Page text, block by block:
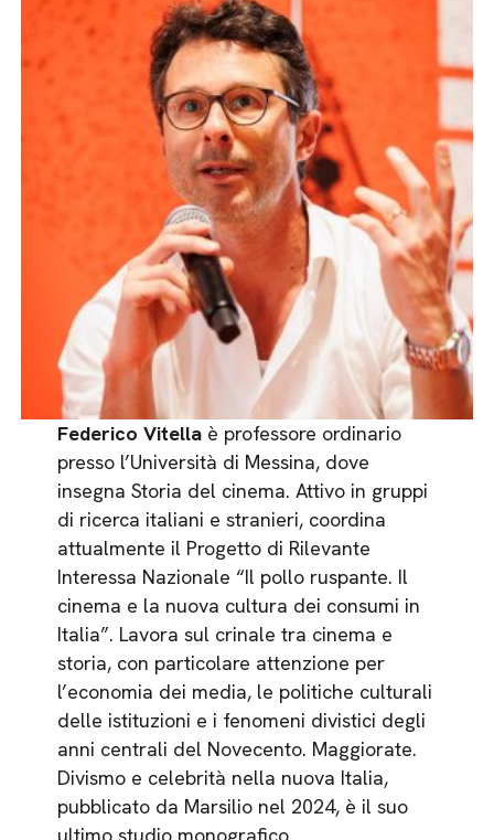
Federico Vitella è professore ordinario
presso l’Università di Messina, dove
insegna Storia del cinema. Attivo in gruppi
di ricerca italiani e stranieri, coordina
attualmente il Progetto di Rilevante
Interessa Nazionale “Il pollo ruspante. Il
cinema e la nuova cultura dei consumi in
Italia”. Lavora sul crinale tra cinema e
storia, con particolare attenzione per
l’economia dei media, le politiche culturali
delle istituzioni e i fenomeni divistici degli
anni centrali del Novecento. Maggiorate.
Divismo e celebrità nella nuova Italia,
pubblicato da Marsilio nel 2024, è il suo
ultimo studio monografico.